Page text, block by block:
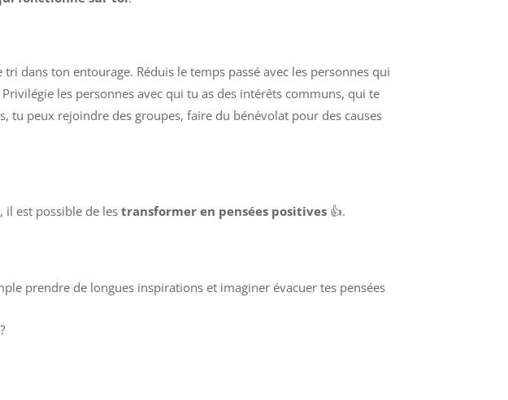
tri dans ton entourage. Réduis le temps passé avec les personnes qui
les personnes avec qui tu as des intérêts communs, qui te
tu peux rejoindre des groupes, faire du bénévolat pour des causes
il est possible de lestransformer en pensées positives 👍.
prendre de longues inspirations et imaginer évacuer tes pensées